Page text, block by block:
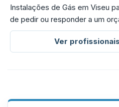
Instalações de Gás em Viseu
de pedir ou responder a um
Ver